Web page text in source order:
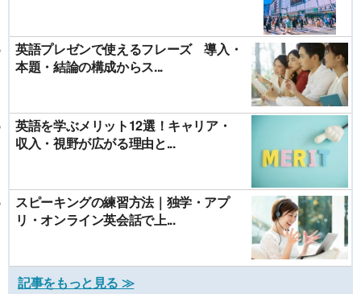
英語プレゼンで使えるフレーズ 導入・
本題・結論の構成からス...
英語を学ぶメリット12選！キャリア・
収入・視野が広がる理由と...
スピーキングの練習方法｜独学・アプ
リ・オンライン英会話で上...
記事をもっと見る ≫